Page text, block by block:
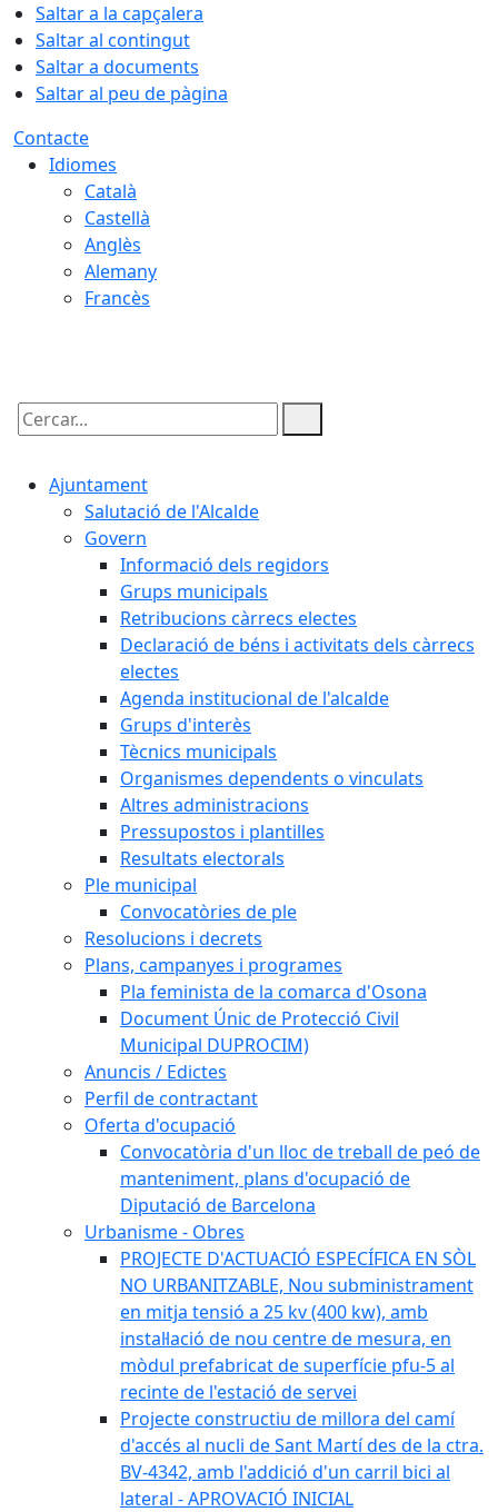
Saltar a la capçalera
Saltar al contingut
Saltar a documents
Saltar al peu de pàgina
Contacte
Idiomes
Català
Castellà
Anglès
Alemany
Francès
Cercar:
Ajuntament
Salutació de l'Alcalde
Govern
Informació dels regidors
Grups municipals
Retribucions càrrecs electes
Declaració de béns i activitats dels càrrecs
electes
Agenda institucional de l'alcalde
Grups d'interès
Tècnics municipals
Organismes dependents o vinculats
Altres administracions
Pressupostos i plantilles
Resultats electorals
Ple municipal
Convocatòries de ple
Resolucions i decrets
Plans, campanyes i programes
Pla feminista de la comarca d'Osona
Document Únic de Protecció Civil
Municipal DUPROCIM)
Anuncis / Edictes
Perfil de contractant
Oferta d'ocupació
Convocatòria d'un lloc de treball de peó de
manteniment, plans d'ocupació de
Diputació de Barcelona
Urbanisme - Obres
PROJECTE D'ACTUACIÓ ESPECÍFICA EN SÒL
NO URBANITZABLE, Nou subministrament
en mitja tensió a 25 kv (400 kw), amb
instal·lació de nou centre de mesura, en
mòdul prefabricat de superfície pfu-5 al
recinte de l'estació de servei
Projecte constructiu de millora del camí
d'accés al nucli de Sant Martí des de la ctra.
BV-4342, amb l'addició d'un carril bici al
lateral - APROVACIÓ INICIAL